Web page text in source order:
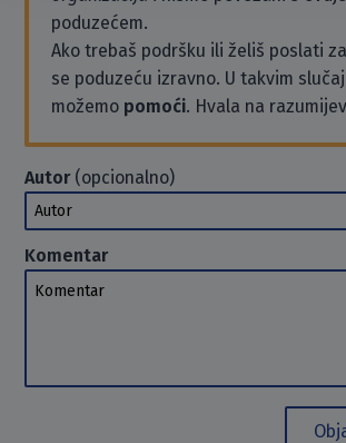
poduzećem.
Ako trebaš podršku ili želiš poslati
se poduzeću izravno. U takvim
možemo pomoći. Hvala na
Autor(opcionalno)
Autor
Komentar
Komentar